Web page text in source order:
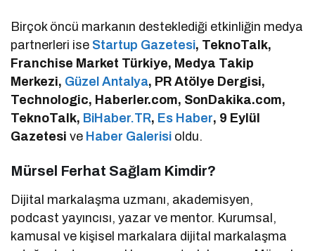
Birçok öncü markanın desteklediği etkinliğin medya
partnerleri ise Startup Gazetesi, TeknoTalk,
Franchise Market Türkiye, Medya Takip
Merkezi, Güzel Antalya, PR Atölye Dergisi,
Technologic, Haberler.com, SonDakika.com,
TeknoTalk, BiHaber.TR, Es Haber, 9 Eylül
Gazetesi ve Haber Galerisi oldu.
Mürsel Ferhat Sağlam Kimdir?
Dijital markalaşma uzmanı, akademisyen,
podcast yayıncısı, yazar ve mentor. Kurumsal,
kamusal ve kişisel markalara dijital markalaşma